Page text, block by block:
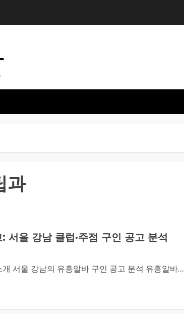
과
서울 강남 클럽·주점 구인 공고 분석
서울 강남의 유흥알바 구인 공고 분석 유흥알바...